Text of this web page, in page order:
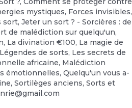
mystiques, Forces invisibles,
sort,Jeter un sort ? - Sorcières : de
de malédiction sur quelqu'un,
, La divination €100, ‎La magie de
Légendes de sorts, Les secrets de
africaine, Malédiction
émotionnelles,Quelqu'un vous a-
,Sortilèges anciens,Sorts et